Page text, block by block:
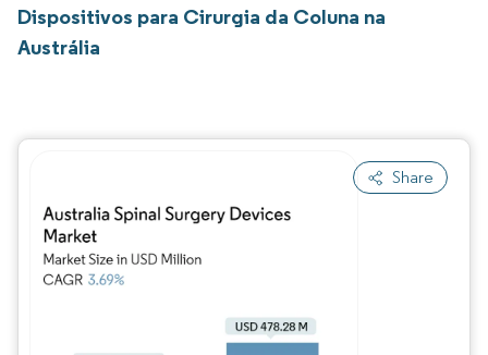
Dispositivos para Cirurgia da Coluna na
Austrália
Share